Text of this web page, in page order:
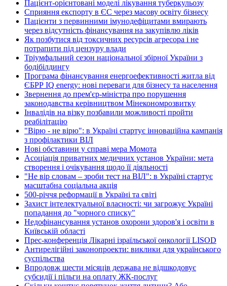
Пацієнт-орієнтовані моделі лікування туберкульозу
Сприяння експорту в ЄС через масову освіту бізнесу
Пацієнти з первинними імунодефіцитами вмирають
через відсутність фінансування на закупівлю ліків
Як позбутися від токсичних ресурсів агресора і не
потрапити під цензуру влади
Тріумфальний сезон національної збірної України з
бодібілдингу
Програма фінансування енергоефективності житла від
ЄБРР IQ energy: нові переваги для бізнесу та населення
Звернення до прем'єр-міністра про порушення
законодавства керівництвом Мінекономрозвитку
Інвалідів на візку позбавили можливості пройти
реабілітацію
"Вірю - не вірю": в Україні стартує інноваційна кампанія
з профілактики ВІЛ
Нові обставини у справі мера Момота
Асоціація приватних медичних установ України: мета
створення і очікування щодо її діяльності
"Не вір словам – зроби тест на ВІЛ": в Україні стартує
масштабна соціальна акція
500-річчя реформації в Україні та світі
Захист інтелектуальної власності: чи загрожує Україні
попадання до "чорного списку"
Недофінансування установ охорони здоров'я і освіти в
Київській області
Прес-конференція Лікарні ізраїльської онкології LISOD
Антирелігійні законопроекти: виклики для українського
суспільства
Впродовж шести місяців держава не відшкодовує
субсидії і пільги на оплату ЖК-послуг